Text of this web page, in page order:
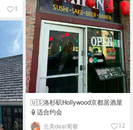
1
🇺🇸洛杉矶Hollywood京都居酒屋
🏮适合约会
北美deal蜀黎 12